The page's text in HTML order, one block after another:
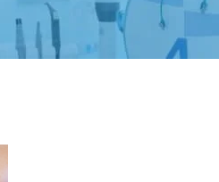
求人情報 プライ